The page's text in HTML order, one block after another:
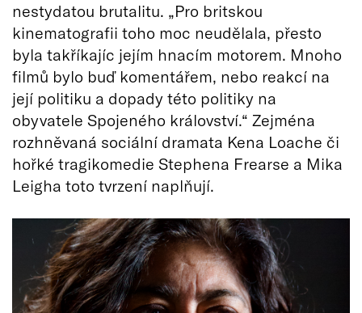
nestydatou brutalitu. „Pro britskou
kinematografii toho moc neudělala, přesto
byla takříkajíc jejím hnacím motorem. Mnoho
filmů bylo buď komentářem, nebo reakcí na
její politiku a dopady této politiky na
obyvatele Spojeného království.“ Zejména
rozhněvaná sociální dramata Kena Loache či
hořké tragikomedie Stephena Frearse a Mika
Leigha toto tvrzení naplňují.